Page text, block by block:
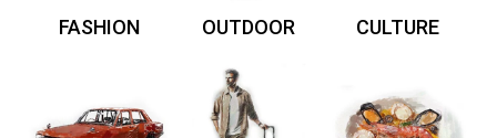
FASHION OUTDOOR CULTURE